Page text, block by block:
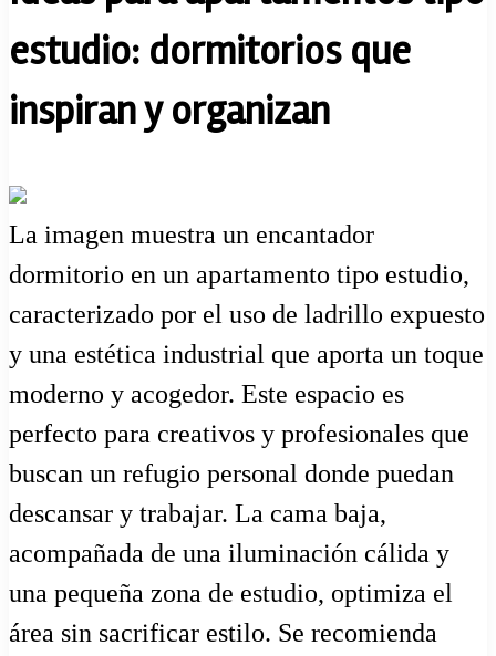
estudio: dormitorios que
inspiran y organizan
La imagen muestra un encantador
dormitorio en un apartamento tipo estudio,
caracterizado por el uso de ladrillo expuesto
y una estética industrial que aporta un toque
moderno y acogedor. Este espacio es
perfecto para creativos y profesionales que
buscan un refugio personal donde puedan
descansar y trabajar. La cama baja,
acompañada de una iluminación cálida y
una pequeña zona de estudio, optimiza el
área sin sacrificar estilo. Se recomienda